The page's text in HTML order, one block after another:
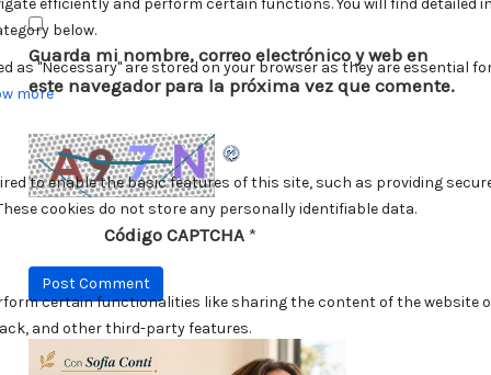
Guarda mi nombre, correo electrónico y web en
este navegador para la próxima vez que comente.
Código CAPTCHA*